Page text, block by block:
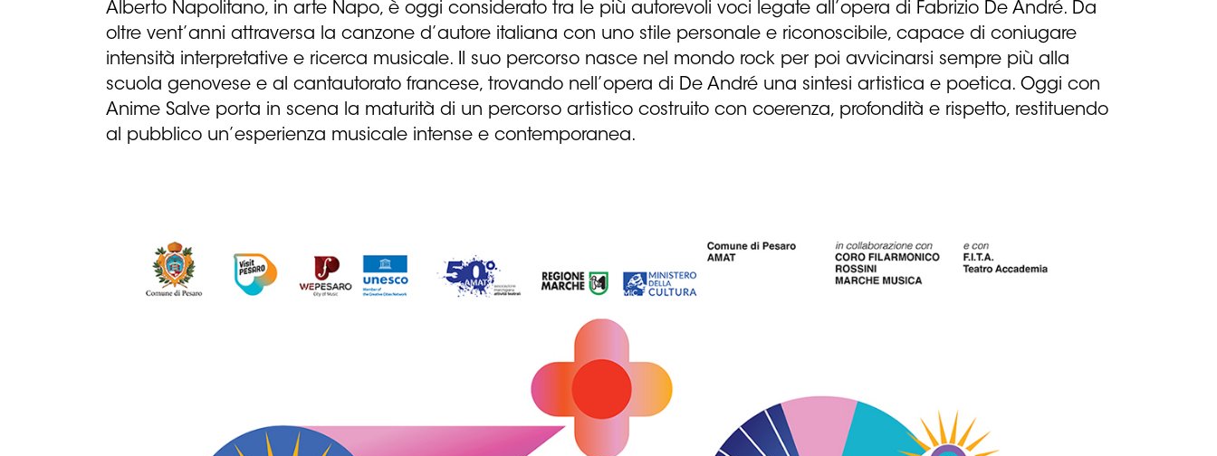
Alberto Napolitano, in arte Napo, è oggi considerato tra le più autorevoli voci legate all’opera di Fabrizio De André. Da
oltre vent’anni attraversa la canzone d’autore italiana con uno stile personale e riconoscibile, capace di coniugare
intensità interpretative e ricerca musicale. Il suo percorso nasce nel mondo rock per poi avvicinarsi sempre più alla
scuola genovese e al cantautorato francese, trovando nell’opera di De André una sintesi artistica e poetica. Oggi con
Anime Salve porta in scena la maturità di un percorso artistico costruito con coerenza, profondità e rispetto, restituendo
al pubblico un’esperienza musicale intense e contemporanea.